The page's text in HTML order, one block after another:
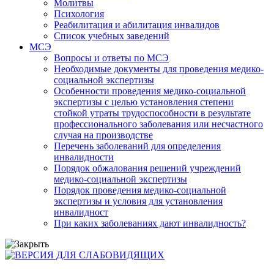
Молитвы
Психология
Реабилитация и абилитация инвалидов
Список учебных заведений
МСЭ
Вопросы и ответы по МСЭ
Необходимые документы для проведения медико-
социальной экспертизы
Особенности проведения медико-социальной
экспертизы с целью установления степени
стойкой утраты трудоспособности в результате
профессионального заболевания или несчастного
случая на производстве
Перечень заболеваний для определения
инвалидности
Порядок обжалования решений учреждений
медико-социальной экспертизы
Порядок проведения медико-социальной
экспертизы и условия для установления
инвалидност
При каких заболеваниях дают инвалидность?